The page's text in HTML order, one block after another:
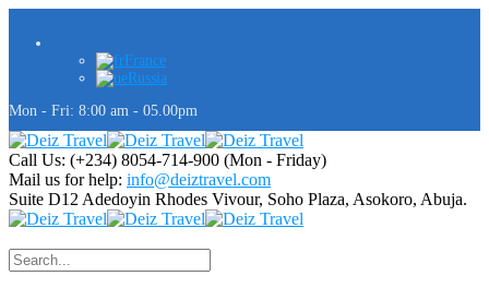
France
Russia
Mon - Fri: 8:00 am - 05.00pm
Call Us: (+234) 8054-714-900 (Mon - Friday)
Mail us for help: info@deiztravel.com
Suite D12 Adedoyin Rhodes Vivour, Soho Plaza, Asokoro, Abuja.